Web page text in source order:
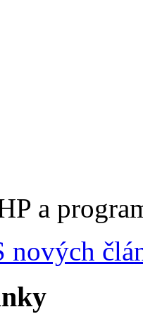
a
nových